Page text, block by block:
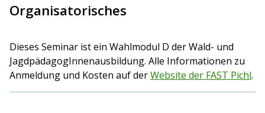
Organisatorisches
Dieses Seminar ist ein Wahlmodul D der Wald- und
JagdpädagogInnenausbildung. Alle Informationen zu
Anmeldung und Kosten auf derWebsite der FAST Pichl.